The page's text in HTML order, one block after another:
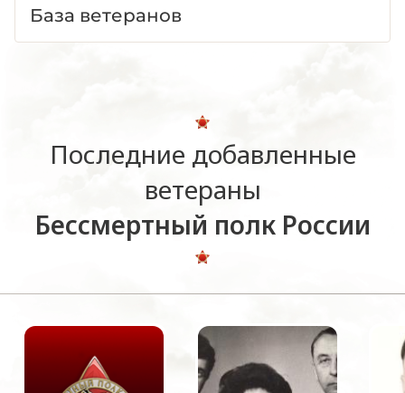
База ветеранов
Последние добавленные
ветераны
Бессмертный полк России